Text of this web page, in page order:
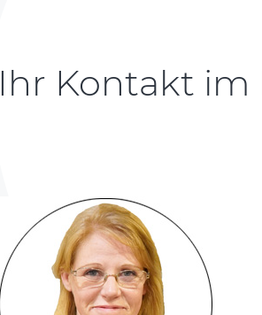
Ihr Kontakt im